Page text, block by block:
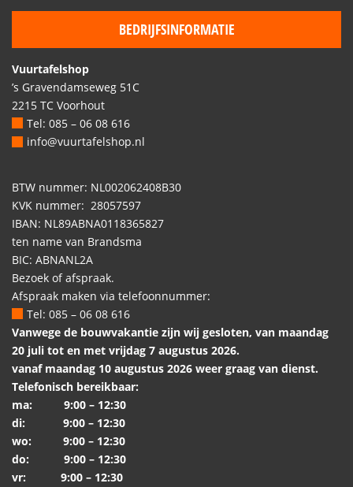
BEDRIJFSINFORMATIE
Vuurtafelshop
’s Gravendamseweg 51C
2215 TC Voorhout
Tel: 085 – 06 08 616
info@vuurtafelshop.nl
BTW nummer: NL002062408B30
KVK nummer: 28057597
IBAN: NL89ABNA0118365827
ten name van Brandsma
BIC: ABNANL2A
Bezoek of afspraak.
Afspraak maken via telefoonnummer:
Tel: 085 – 06 08 616
Vanwege de bouwvakantie zijn wij gesloten, van maandag
20 juli tot en met vrijdag 7 augustus 2026.
vanaf maandag 10 augustus 2026 weer graag van dienst.
Telefonisch bereikbaar:
ma: 9:00 – 12:30
di: 9:00 – 12:30
wo: 9:00 – 12:30
do: 9:00 – 12:30
vr: 9:00 – 12:30